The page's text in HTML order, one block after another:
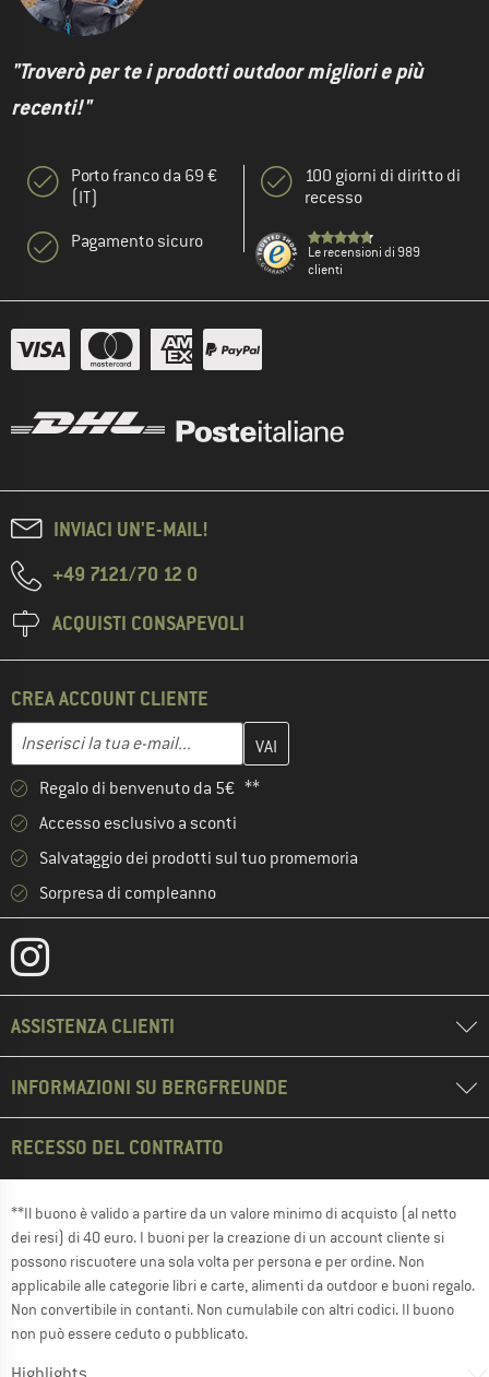
"Troverò per te i prodotti outdoor migliori e più
recenti!"
Porto franco da 69 €
(IT)
Pagamento sicuro
100 giorni di diritto di
recesso
Le recensioni di 989
clienti
INVIACI UN'E-MAIL!
+49 7121/70 12 0
ACQUISTI CONSAPEVOLI
CREA ACCOUNT CLIENTE
Indirizzo e-mail
Inserisci qui il tuo indirizzo e-mail e crea il tuo account cliente
Regalo di benvenuto da 5€ **
Accesso esclusivo a sconti
Salvataggio dei prodotti sul tuo promemoria
Sorpresa di compleanno
ASSISTENZA CLIENTI
INFORMAZIONI SU BERGFREUNDE
RECESSO DEL CONTRATTO
**Il buono è valido a partire da un valore minimo di acquisto (al netto
dei resi) di 40 euro. I buoni per la creazione di un account cliente si
possono riscuotere una sola volta per persona e per ordine. Non
applicabile alle categorie libri e carte, alimenti da outdoor e buoni regalo.
Non convertibile in contanti. Non cumulabile con altri codici. Il buono
non può essere ceduto o pubblicato.